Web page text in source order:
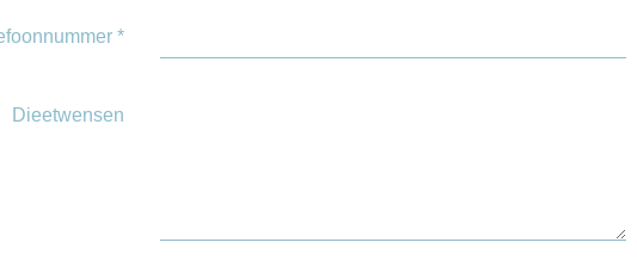
*
Dieetwensen